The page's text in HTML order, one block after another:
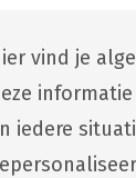
vind je
iedere